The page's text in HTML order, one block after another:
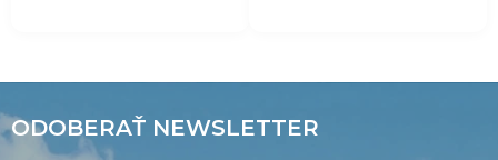
ODOBERAŤ NEWSLETTER